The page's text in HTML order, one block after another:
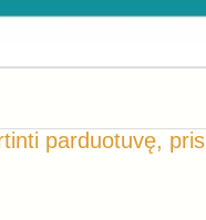
parduotuvę,